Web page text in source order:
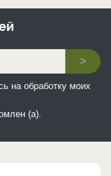
>
на обработку моих
(а).